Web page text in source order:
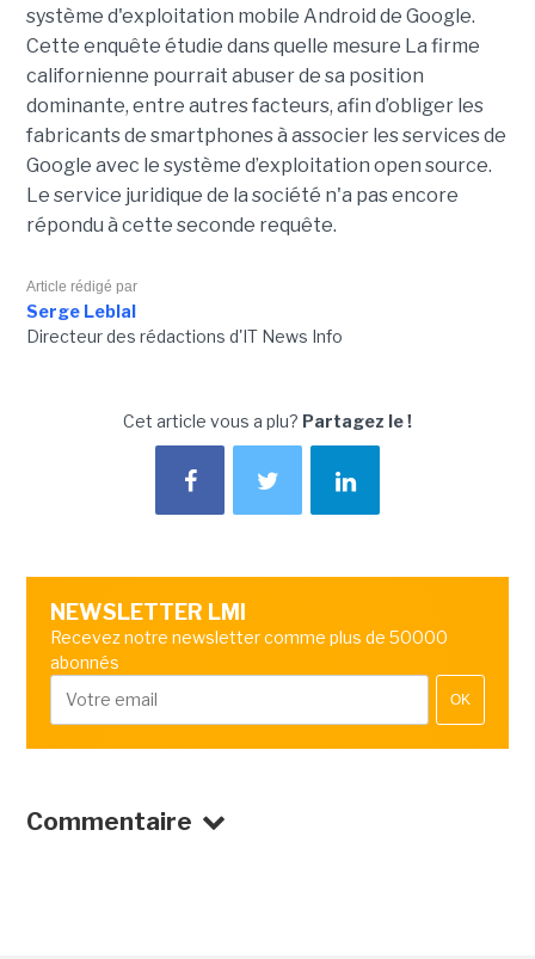
système d'exploitation mobile Android de Google.
Cette enquête étudie dans quelle mesure La firme
californienne pourrait abuser de sa position
dominante, entre autres facteurs, afin d’obliger les
fabricants de smartphones à associer les services de
Google avec le système d’exploitation open source.
Le service juridique de la société n'a pas encore
répondu à cette seconde requête.
Article rédigé par
Serge Leblal
Directeur des rédactions d'IT News Info
Cet article vous a plu? Partagez le !
NEWSLETTER LMI
Recevez notre newsletter comme plus de 50000
abonnés
OK
Commentaire